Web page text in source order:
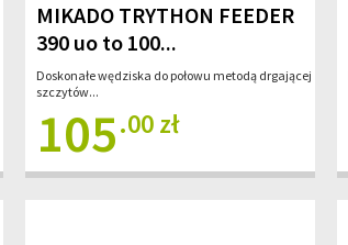
MIKADO TRYTHON FEEDER
390 uo to 100...
Doskonałe wędziska do połowu metodą drgającej
szczytów...
105.00 zł